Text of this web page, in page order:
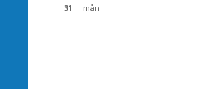
31
mån